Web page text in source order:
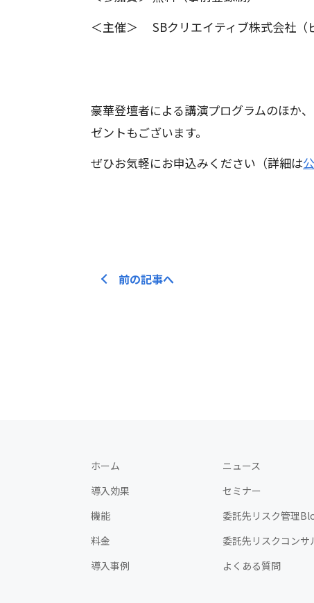
＜主催＞ SBクリエイティブ株式会社（
豪華登壇者による講演プログラムのほか
ゼントもございます。
ぜひお気軽にお申込みください（詳細は
ホーム
導入効果
機能
料金
導入事例
ニュース
セミナー
委託先リスク管理
委託先リスクコンサ
よくある質問